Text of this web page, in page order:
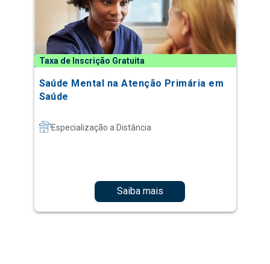
Taxa de Inscrição Gratuita
Saúde Mental na Atenção Primária em
Saúde
Especialização a Distância
Saiba mais